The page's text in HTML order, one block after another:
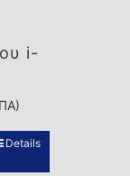
i-
Details